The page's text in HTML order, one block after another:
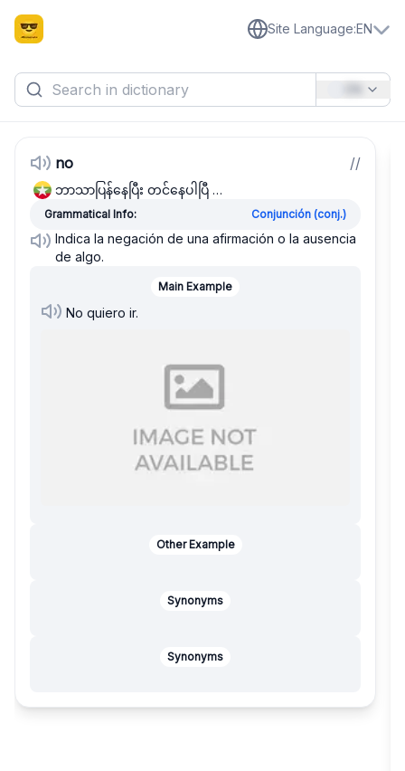
Site Language:EN
no //
ဘာသာပြန်နေပြီး တင်နေပါပြီ …
Grammatical Info: Conjunción (conj.)
Indica la negación de una afirmación o la ausencia
de algo.
Main Example
No quiero ir.
Other Example
Synonyms
Synonyms